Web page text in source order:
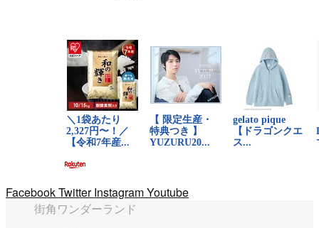
FacebookTwitter InstagramYoutube
街角ワンダーランド